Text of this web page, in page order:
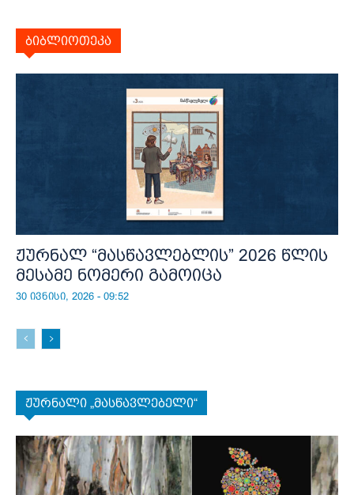
ბიბლიოთეკა
ჟურნალ “მასწავლებლის” 2026 წლის
მესამე ნომერი გამოიცა
30 ივნისი, 2026 - 09:52
ჟურნალი „მასწავლებელი“